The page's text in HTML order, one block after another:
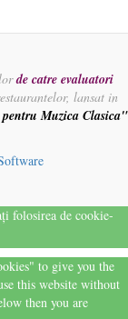
de catre evaluatori
lansat in
pentru Muzica Clasica"
folosirea de cookie-
to give you the
this website without
then you are